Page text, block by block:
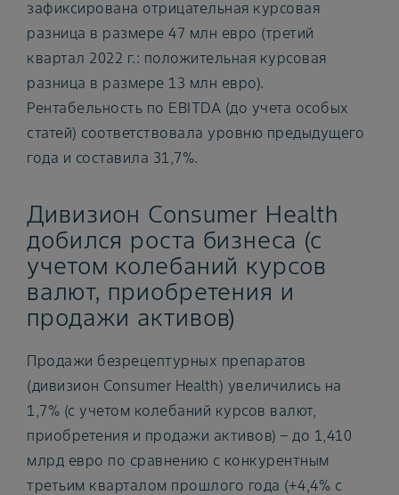
зафиксирована отрицательная курсовая
разница в размере 47 млн евро (третий
квартал 2022 г.: положительная курсовая
разница в размере 13 млн евро).
Рентабельность по EBITDA (до учета особых
статей) соответствовала уровню предыдущего
года и составила 31,7%.
Дивизион Consumer Health
добился роста бизнеса (с
учетом колебаний курсов
валют, приобретения и
продажи активов)
Продажи безрецептурных препаратов
(дивизион Consumer Health) увеличились на
1,7% (с учетом колебаний курсов валют,
приобретения и продажи активов) – до 1,410
млрд евро по сравнению с конкурентным
третьим кварталом прошлого года (+4,4% с